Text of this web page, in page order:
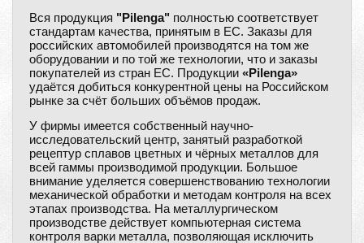
Вся продукция "Pilenga" полностью соответствует
стандартам качества, принятым в ЕС. Заказы для
российских автомобилей производятся на том же
оборудовании и по той же технологии, что и заказы
покупателей из стран ЕС. Продукции «Pilenga»
удаётся добиться конкурентной цены на Российском
рынке за счёт больших объёмов продаж.
У фирмы имеется собственный научно-
исследовательский центр, занятый разработкой
рецептур сплавов цветных и чёрных металлов для
всей гаммы производимой продукции. Большое
внимание уделяется совершенствованию технологии
механической обработки и методам контроля на всех
этапах производства. На металлургическом
производстве действует компьютерная система
контроля варки металла, позволяющая исключить